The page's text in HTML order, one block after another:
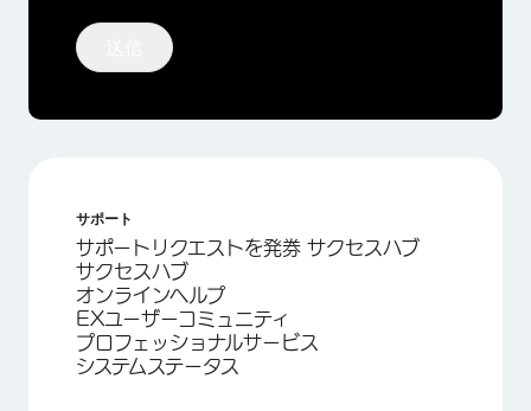
サポート
サポートリクエストを発券 サクセスハブ
サクセスハブ
オンラインヘルプ
EXユーザーコミュニティ
プロフェッショナルサービス
システムステータス